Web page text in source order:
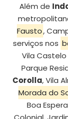
Além de
Fausto,
serviços nos
Vila
Parque
Corolla, Vila
Morada do
Boa